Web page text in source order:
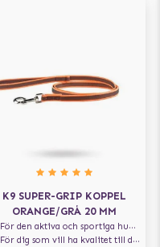
K9 SUPER-GRIP KOPPEL
ORANGE/GRÅ 20 MM
För den aktiva och sportiga hunden
För dig som vill ha kvalitet till din hund!